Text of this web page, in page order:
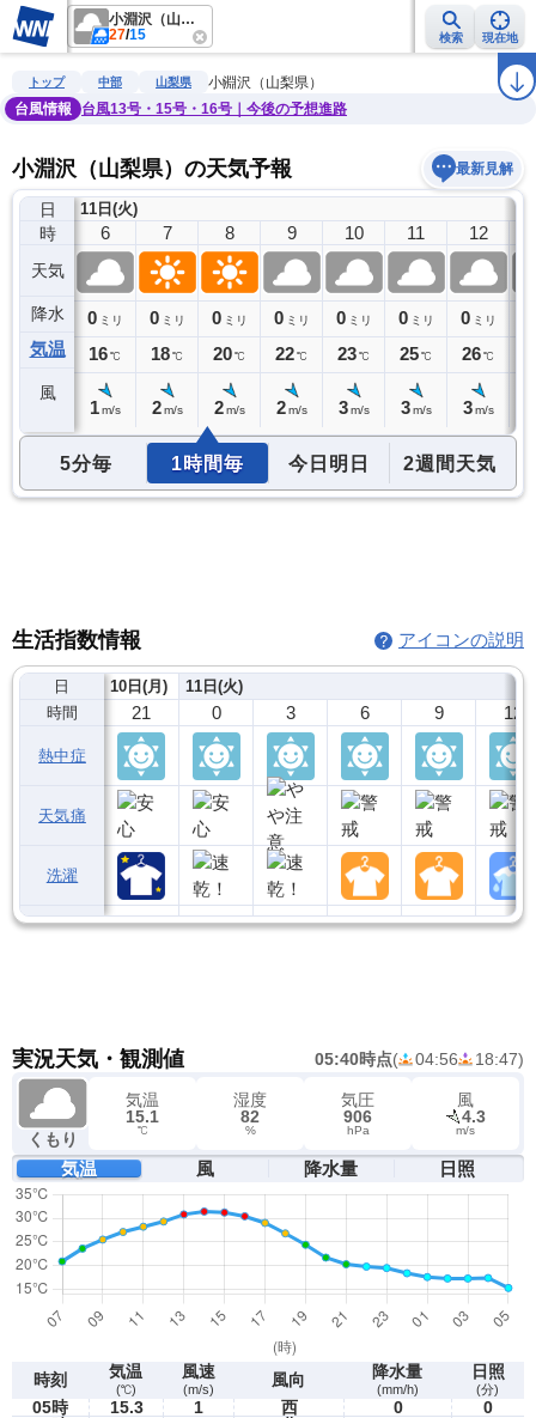
小淵沢（山梨県）
27/15 検索 現在地
雨雲レーダー 台風情報 地震情報 警報・注意報 ラ
トップ 中部 山梨県
小淵沢（山梨県）
台風情報
台風13号・15号・16号｜今後の予想進路
小淵沢（山梨県）の天気予報 最新見解
日
時
天気
降水
気温
風
11日(火)
5
0ミリ
15℃
6
0 ミリ
16℃
1 m/s
7
0 ミリ
18℃
2 m/s
8
0 ミリ
20℃
2 m/s
9
0 ミリ
22℃
2 m/s
10
0 ミリ
23℃
3 m/s
11
0 ミリ
25℃
3 m/s
12
0 ミリ
26℃
3 m/s
5分毎 1時間毎 今日明日 2週間天気
生活指数情報 アイコンの説明
日
時間
熱中症
天気痛
洗濯
10日(月)
21
11日(火)
0 3 6 9 12
実況天気・観測値 05:40時点( 04:56 18:47)
くもり
気温
15.1
℃
湿度
82
%
気圧
906
hPa
風
4.3
m/s
気温 風 降水量 日照
時刻 気温
(℃)
風速
(m/s) 風向 降水量
(mm/h)
日照
(分)
05時 15.3 1 西 0
0